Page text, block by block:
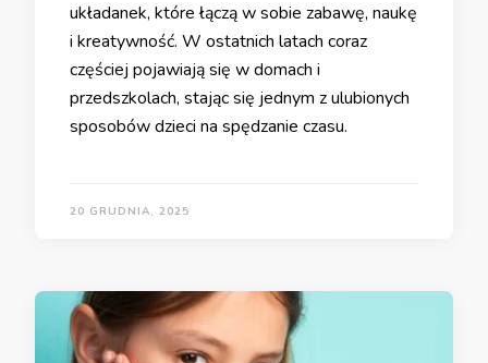
układanek, które łączą w sobie zabawę, naukę
i kreatywność. W ostatnich latach coraz
częściej pojawiają się w domach i
przedszkolach, stając się jednym z ulubionych
sposobów dzieci na spędzanie czasu.
20 GRUDNIA, 2025